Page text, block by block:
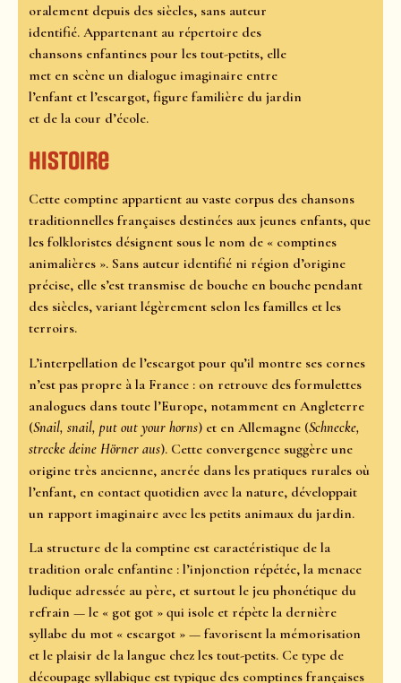
oralement depuis des siècles, sans auteur
identifié. Appartenant au répertoire des
chansons enfantines pour les tout-petits, elle
met en scène un dialogue imaginaire entre
l’enfant et l’escargot, figure familière du jardin
et de la cour d’école.
Histoire
Cette comptine appartient au vaste corpus des chansons
traditionnelles françaises destinées aux jeunes enfants, que
les folkloristes désignent sous le nom de « comptines
animalières ». Sans auteur identifié ni région d’origine
précise, elle s’est transmise de bouche en bouche pendant
des siècles, variant légèrement selon les familles et les
terroirs.
L’interpellation de l’escargot pour qu’il montre ses cornes
n’est pas propre à la France : on retrouve des formulettes
analogues dans toute l’Europe, notamment en Angleterre
(Snail, snail, put out your horns) et en Allemagne (Schnecke,
strecke deine Hörner aus). Cette convergence suggère une
origine très ancienne, ancrée dans les pratiques rurales où
l’enfant, en contact quotidien avec la nature, développait
un rapport imaginaire avec les petits animaux du jardin.
La structure de la comptine est caractéristique de la
tradition orale enfantine : l’injonction répétée, la menace
ludique adressée au père, et surtout le jeu phonétique du
refrain — le « got got » qui isole et répète la dernière
syllabe du mot « escargot » — favorisent la mémorisation
et le plaisir de la langue chez les tout-petits. Ce type de
découpage syllabique est typique des comptines françaises